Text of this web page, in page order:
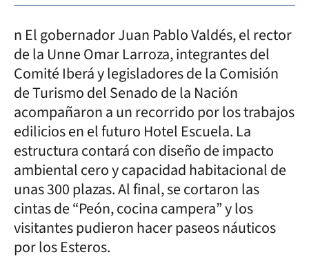
n El gobernador Juan Pablo Valdés, el rector
de la Unne Omar Larroza, integrantes del
Comité Iberá y legisladores de la Comisión
de Turismo del Senado de la Nación
acompañaron a un recorrido por los trabajos
edilicios en el futuro Hotel Escuela. La
estructura contará con diseño de impacto
ambiental cero y capacidad habitacional de
unas 300 plazas. Al final, se cortaron las
cintas de “Peón, cocina campera” y los
visitantes pudieron hacer paseos náuticos
por los Esteros.